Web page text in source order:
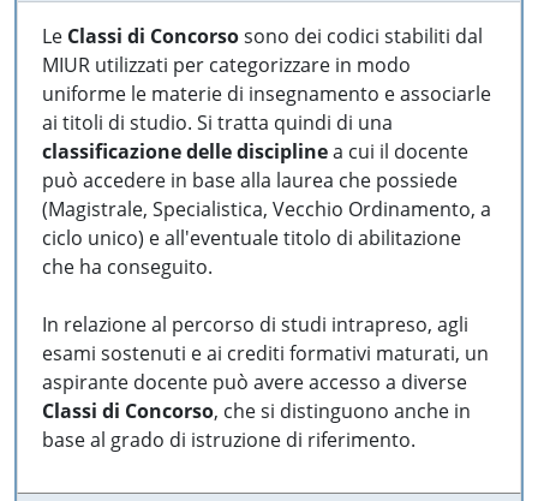
Le Classi di Concorsosono dei codici stabiliti dal
MIUR utilizzati per categorizzare in modo
uniforme le materie di insegnamento e associarle
ai titoli di studio. Si tratta quindi di una
classificazione delle disciplinea cui il docente
può accedere in base alla laurea che possiede
(Magistrale, Specialistica, Vecchio Ordinamento, a
ciclo unico) e all'eventuale titolo di abilitazione
che ha conseguito.
In relazione al percorso di studi intrapreso, agli
esami sostenuti e ai crediti formativi maturati, un
aspirante docente può avere accesso a diverse
Classi di Concorso, che si distinguono anche in
base al grado di istruzione di riferimento.